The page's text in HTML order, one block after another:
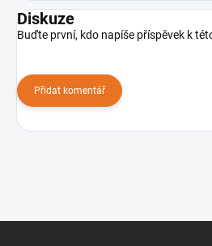
Diskuze
Buďte první, kdo napíše příspěvek k
Přidat komentář